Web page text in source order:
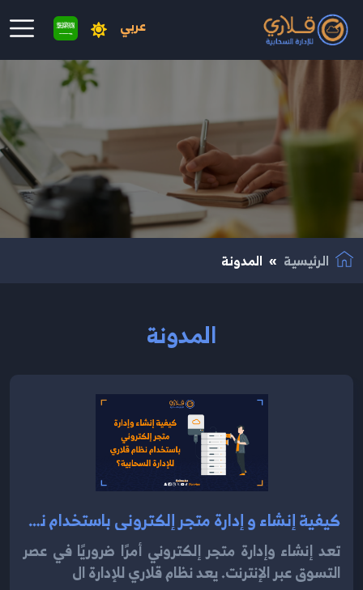
عربي
انتقال إلى المحتوى الرئيسي
الرئيسية المدونة
المدونة
كيفية إنشاء و إدارة متجر إلكتروني باستخدام نظام قلاري للإدارة السحابية 2024؟
تعد إنشاء وإدارة متجر إلكتروني أمرًا ضروريًا في عصر
التسوق عبر الإنترنت. يعد نظام قلاري للإدارة ال